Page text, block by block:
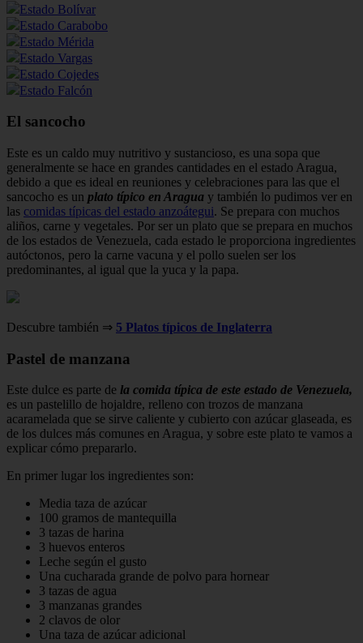
Estado Bolívar
Estado Carabobo
Estado Mérida
Estado Vargas
Estado Cojedes
Estado Falcón
El sancocho
Este es un caldo muy nutritivo y sustancioso, es una sopa que
generalmente se hace en grandes cantidades en el estado Aragua,
debido a que es ideal en reuniones y celebraciones para las que el
sancocho es un plato típico en Aragua y también lo pudimos ver en
las comidas típicas del estado anzoátegui. Se prepara con muchos
aliños, carne y vegetales. Por ser un plato que se prepara en muchos
de los estados de Venezuela, cada estado le proporciona ingredientes
autóctonos, pero la carne vacuna y el pollo suelen ser los
predominantes, al igual que la yuca y la papa.
Descubre también ⇒ 5 Platos típicos de Inglaterra
Pastel de manzana
Este dulce es parte de la comida típica de este estado de Venezuela,
es un pastelillo de hojaldre, relleno con trozos de manzana
acaramelada que se sirve caliente y cubierto con azúcar glaseada, es
de los dulces más comunes en Aragua, y sobre este plato te vamos a
explicar cómo prepararlo.
En primer lugar los ingredientes son:
Media taza de azúcar
100 gramos de mantequilla
3 tazas de harina
3 huevos enteros
Leche según el gusto
Una cucharada grande de polvo para hornear
3 tazas de agua
3 manzanas grandes
2 clavos de olor
Una taza de azúcar adicional